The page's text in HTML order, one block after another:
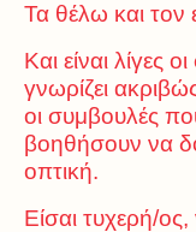
Τα θέλω και τον
Και είναι λίγες
γνωρίζει
οι συμβουλές
βοηθήσουν να
οπτική.
Είσαι τυχερή/